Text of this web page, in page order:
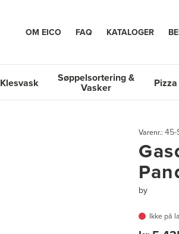
OM EICO FAQ KATALOGER
Klesvask Søppelsortering &
Vasker Pizza
Varenr.: 45-
by
Ikke på